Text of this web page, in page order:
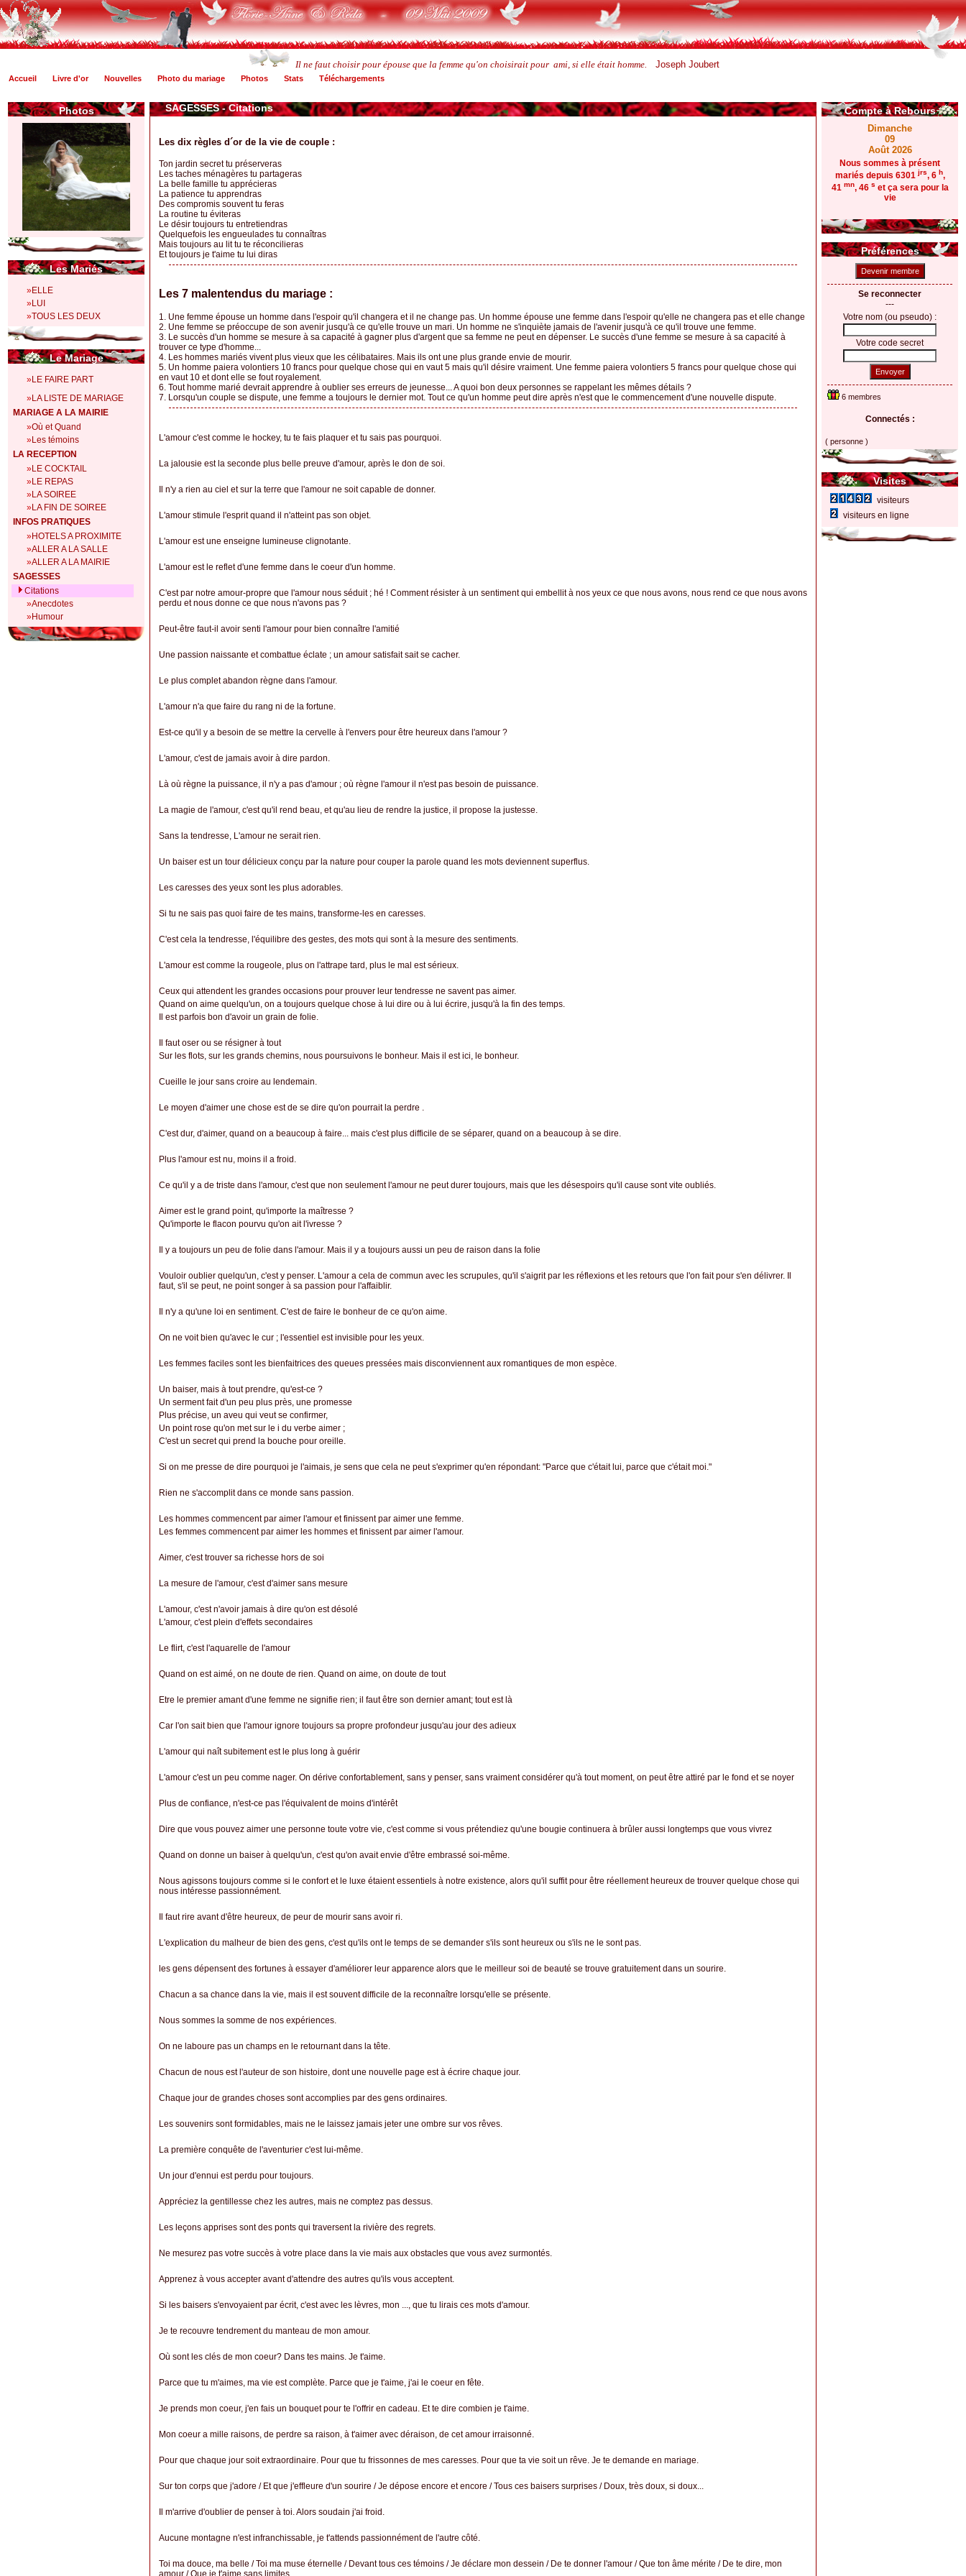
Il ne faut choisir pour épouse que la femme qu'on choisirait pour ami, si elle était homme. Joseph Joubert
Accueil Livre d'or Nouvelles Photo du mariage Photos Stats Téléchargements
Photos
Les Mariés
»ELLE
»LUI
»TOUS LES DEUX
Le Mariage
»LE FAIRE PART
»LA LISTE DE MARIAGE
MARIAGE A LA MAIRIE
»Où et Quand
»Les témoins
LA RECEPTION
»LE COCKTAIL
»LE REPAS
»LA SOIREE
»LA FIN DE SOIREE
INFOS PRATIQUES
»HOTELS A PROXIMITE
»ALLER A LA SALLE
»ALLER A LA MAIRIE
SAGESSES
Citations
»Anecdotes
»Humour
SAGESSES -Citations
Les dix règles d´or de la vie de couple :
Ton jardin secret tu préserveras
Les taches ménagères tu partageras
La belle famille tu apprécieras
La patience tu apprendras
Des compromis souvent tu feras
La routine tu éviteras
Le désir toujours tu entretiendras
Quelquefois les engueulades tu connaîtras
Mais toujours au lit tu te réconcilieras
Et toujours je t'aime tu lui diras
Les 7 malentendus du mariage :
1. Une femme épouse un homme dans l'espoir qu'il changera et il ne change pas. Un homme épouse une femme dans l'espoir qu'elle ne changera pas et elle change
2. Une femme se préoccupe de son avenir jusqu'à ce qu'elle trouve un mari. Un homme ne s'inquiète jamais de l'avenir jusqu'à ce qu'il trouve une femme.
3. Le succès d'un homme se mesure à sa capacité à gagner plus d'argent que sa femme ne peut en dépenser. Le succès d'une femme se mesure à sa capacité à
trouver ce type d'homme...
4. Les hommes mariés vivent plus vieux que les célibataires. Mais ils ont une plus grande envie de mourir.
5. Un homme paiera volontiers 10 francs pour quelque chose qui en vaut 5 mais qu'il désire vraiment. Une femme paiera volontiers 5 francs pour quelque chose qui
en vaut 10 et dont elle se fout royalement.
6. Tout homme marié devrait apprendre à oublier ses erreurs de jeunesse... A quoi bon deux personnes se rappelant les mêmes détails ?
7. Lorsqu'un couple se dispute, une femme a toujours le dernier mot. Tout ce qu'un homme peut dire après n'est que le commencement d'une nouvelle dispute.
L'amour c'est comme le hockey, tu te fais plaquer et tu sais pas pourquoi.
La jalousie est la seconde plus belle preuve d'amour, après le don de soi.
Il n'y a rien au ciel et sur la terre que l'amour ne soit capable de donner.
L'amour stimule l'esprit quand il n'atteint pas son objet.
L'amour est une enseigne lumineuse clignotante.
L'amour est le reflet d'une femme dans le coeur d'un homme.
C'est par notre amour-propre que l'amour nous séduit ; hé ! Comment résister à un sentiment qui embellit à nos yeux ce que nous avons, nous rend ce que nous avons
perdu et nous donne ce que nous n'avons pas ?
Peut-être faut-il avoir senti l'amour pour bien connaître l'amitié
Une passion naissante et combattue éclate ; un amour satisfait sait se cacher.
Le plus complet abandon règne dans l'amour.
L'amour n'a que faire du rang ni de la fortune.
Est-ce qu'il y a besoin de se mettre la cervelle à l'envers pour être heureux dans l'amour ?
L'amour, c'est de jamais avoir à dire pardon.
Là où règne la puissance, il n'y a pas d'amour ; où règne l'amour il n'est pas besoin de puissance.
La magie de l'amour, c'est qu'il rend beau, et qu'au lieu de rendre la justice, il propose la justesse.
Sans la tendresse, L'amour ne serait rien.
Un baiser est un tour délicieux conçu par la nature pour couper la parole quand les mots deviennent superflus.
Les caresses des yeux sont les plus adorables.
Si tu ne sais pas quoi faire de tes mains, transforme-les en caresses.
C'est cela la tendresse, l'équilibre des gestes, des mots qui sont à la mesure des sentiments.
L'amour est comme la rougeole, plus on l'attrape tard, plus le mal est sérieux.
Ceux qui attendent les grandes occasions pour prouver leur tendresse ne savent pas aimer.
Quand on aime quelqu'un, on a toujours quelque chose à lui dire ou à lui écrire, jusqu'à la fin des temps.
Il est parfois bon d'avoir un grain de folie.
Il faut oser ou se résigner à tout
Sur les flots, sur les grands chemins, nous poursuivons le bonheur. Mais il est ici, le bonheur.
Cueille le jour sans croire au lendemain.
Le moyen d'aimer une chose est de se dire qu'on pourrait la perdre .
C'est dur, d'aimer, quand on a beaucoup à faire... mais c'est plus difficile de se séparer, quand on a beaucoup à se dire.
Plus l'amour est nu, moins il a froid.
Ce qu'il y a de triste dans l'amour, c'est que non seulement l'amour ne peut durer toujours, mais que les désespoirs qu'il cause sont vite oubliés.
Aimer est le grand point, qu'importe la maîtresse ?
Qu'importe le flacon pourvu qu'on ait l'ivresse ?
Il y a toujours un peu de folie dans l'amour. Mais il y a toujours aussi un peu de raison dans la folie
Vouloir oublier quelqu'un, c'est y penser. L'amour a cela de commun avec les scrupules, qu'il s'aigrit par les réflexions et les retours que l'on fait pour s'en délivrer. Il
faut, s'il se peut, ne point songer à sa passion pour l'affaiblir.
Il n'y a qu'une loi en sentiment. C'est de faire le bonheur de ce qu'on aime.
On ne voit bien qu'avec le cur ; l'essentiel est invisible pour les yeux.
Les femmes faciles sont les bienfaitrices des queues pressées mais disconviennent aux romantiques de mon espèce.
Un baiser, mais à tout prendre, qu'est-ce ?
Un serment fait d'un peu plus près, une promesse
Plus précise, un aveu qui veut se confirmer,
Un point rose qu'on met sur le i du verbe aimer ;
C'est un secret qui prend la bouche pour oreille.
Si on me presse de dire pourquoi je l'aimais, je sens que cela ne peut s'exprimer qu'en répondant: "Parce que c'était lui, parce que c'était moi."
Rien ne s'accomplit dans ce monde sans passion.
Les hommes commencent par aimer l'amour et finissent par aimer une femme.
Les femmes commencent par aimer les hommes et finissent par aimer l'amour.
Aimer, c'est trouver sa richesse hors de soi
La mesure de l'amour, c'est d'aimer sans mesure
L'amour, c'est n'avoir jamais à dire qu'on est désolé
L'amour, c'est plein d'effets secondaires
Le flirt, c'est l'aquarelle de l'amour
Quand on est aimé, on ne doute de rien. Quand on aime, on doute de tout
Etre le premier amant d'une femme ne signifie rien; il faut être son dernier amant; tout est là
Car l'on sait bien que l'amour ignore toujours sa propre profondeur jusqu'au jour des adieux
L'amour qui naît subitement est le plus long à guérir
L'amour c'est un peu comme nager. On dérive confortablement, sans y penser, sans vraiment considérer qu'à tout moment, on peut être attiré par le fond et se noyer
Plus de confiance, n'est-ce pas l'équivalent de moins d'intérêt
Dire que vous pouvez aimer une personne toute votre vie, c'est comme si vous prétendiez qu'une bougie continuera à brûler aussi longtemps que vous vivrez
Quand on donne un baiser à quelqu'un, c'est qu'on avait envie d'être embrassé soi-même.
Nous agissons toujours comme si le confort et le luxe étaient essentiels à notre existence, alors qu'il suffit pour être réellement heureux de trouver quelque chose qui
nous intéresse passionnément.
Il faut rire avant d'être heureux, de peur de mourir sans avoir ri.
L'explication du malheur de bien des gens, c'est qu'ils ont le temps de se demander s'ils sont heureux ou s'ils ne le sont pas.
les gens dépensent des fortunes à essayer d'améliorer leur apparence alors que le meilleur soi de beauté se trouve gratuitement dans un sourire.
Chacun a sa chance dans la vie, mais il est souvent difficile de la reconnaître lorsqu'elle se présente.
Nous sommes la somme de nos expériences.
On ne laboure pas un champs en le retournant dans la tête.
Chacun de nous est l'auteur de son histoire, dont une nouvelle page est à écrire chaque jour.
Chaque jour de grandes choses sont accomplies par des gens ordinaires.
Les souvenirs sont formidables, mais ne le laissez jamais jeter une ombre sur vos rêves.
La première conquête de l'aventurier c'est lui-même.
Un jour d'ennui est perdu pour toujours.
Appréciez la gentillesse chez les autres, mais ne comptez pas dessus.
Les leçons apprises sont des ponts qui traversent la rivière des regrets.
Ne mesurez pas votre succès à votre place dans la vie mais aux obstacles que vous avez surmontés.
Apprenez à vous accepter avant d'attendre des autres qu'ils vous acceptent.
Si les baisers s'envoyaient par écrit, c'est avec les lèvres, mon ..., que tu lirais ces mots d'amour.
Je te recouvre tendrement du manteau de mon amour.
Où sont les clés de mon coeur? Dans tes mains. Je t'aime.
Parce que tu m'aimes, ma vie est complète. Parce que je t'aime, j'ai le coeur en fête.
Je prends mon coeur, j'en fais un bouquet pour te l'offrir en cadeau. Et te dire combien je t'aime.
Mon coeur a mille raisons, de perdre sa raison, à t'aimer avec déraison, de cet amour irraisonné.
Pour que chaque jour soit extraordinaire. Pour que tu frissonnes de mes caresses. Pour que ta vie soit un rêve. Je te demande en mariage.
Sur ton corps que j'adore / Et que j'effleure d'un sourire / Je dépose encore et encore / Tous ces baisers surprises / Doux, très doux, si doux...
Il m'arrive d'oublier de penser à toi. Alors soudain j'ai froid.
Aucune montagne n'est infranchissable, je t'attends passionnément de l'autre côté.
Toi ma douce, ma belle / Toi ma muse éternelle / Devant tous ces témoins / Je déclare mon dessein / De te donner l'amour / Que ton âme mérite / De te dire, mon
amour / Que je t'aime sans limites.
Compte à Rebours
Dimanche
09
Août 2026
Nous sommes à présent
mariés depuis 6301jrs, 6 h,
41 mn, 47 s et ça sera pour la
vie
Préférences
Devenir membre
Se reconnecter
---
Votre nom (ou pseudo) :
Votre code secret
Envoyer
6 membres
Connectés :
( personne )
Visites
visiteurs
visiteurs en ligne